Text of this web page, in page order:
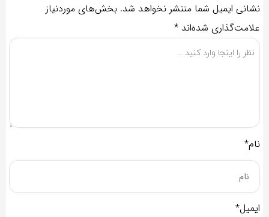
نشانی ایمیل شما منتشر نخواهد شد. بخش‌های موردنیاز
علامت‌گذاری شده‌اند *
نام*
ایمیل*